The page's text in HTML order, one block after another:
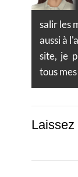
salir les
aussi à
site, je
tous